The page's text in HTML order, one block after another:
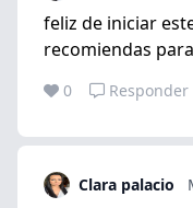
feliz de iniciar
recomiendas
0 Responder
Clara palacio